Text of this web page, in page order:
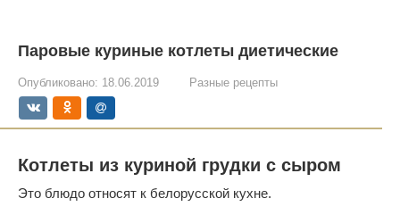
Паровые куриные котлеты диетические
Опубликовано: 18.06.2019 Разные рецепты
Котлеты из куриной грудки с сыром
Это блюдо относят к белорусской кухне.